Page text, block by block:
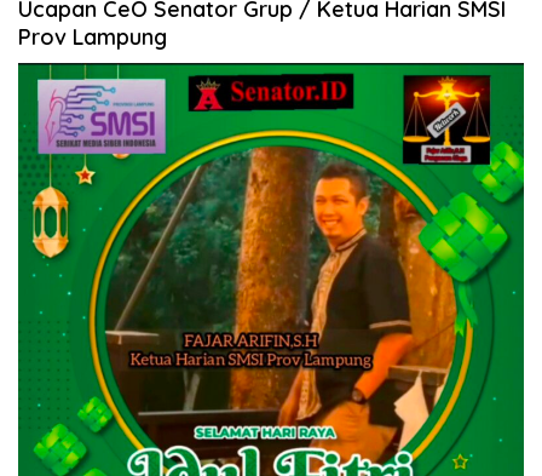
Ucapan CeO Senator Grup / Ketua Harian SMSI
Prov Lampung